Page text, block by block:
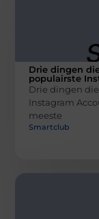
Drie dingen
populairste
Drie dingen
Instagram
meeste
Smartclub